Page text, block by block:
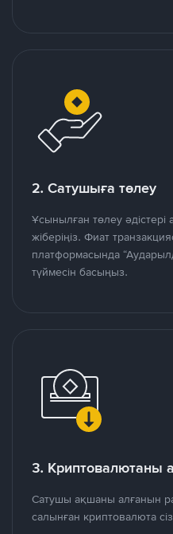
2. Сатушыға төлеу
Ұсынылған төлеу
жіберіңіз. Фиат
платформасында
түймесін басыңыз.
3. Криптовалютаны
Сатушы ақшаны алғанын
салынған криптовалюта